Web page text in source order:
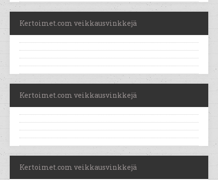
Kertoimet.com veikkausvinkkejä
Kertoimet.com veikkausvinkkejä
Kertoimet.com veikkausvinkkejä